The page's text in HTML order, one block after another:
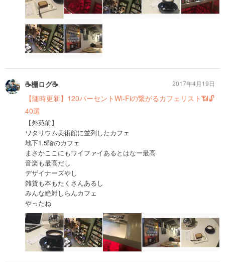
☕️棚ログ☕️
【随時更新】120パーセントWi-Fiの繋がるカフェリスト📶🔓
40選
【外苑前】
ワタリウム美術館に並列したカフェ
地下1.5階のカフェ
まさかここにもワイファイあるとはなー最高
音楽も最高だし
デザイナーズやし
雑貨も本もたくさんあるし
みんな絶対しらんカフェ
やったね
2017年4月19日